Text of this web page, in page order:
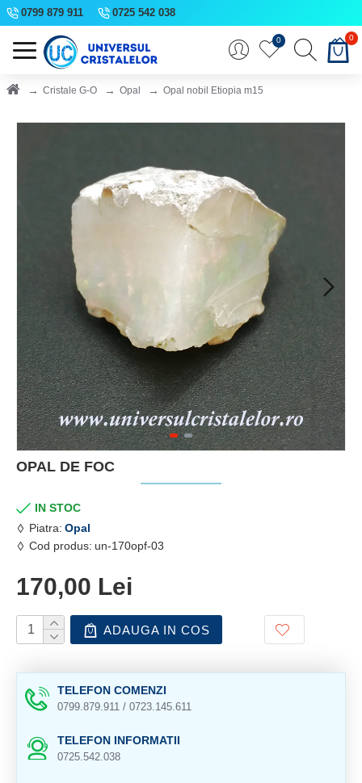
0799 879 911 0725 542 038
0 0
Cristale G-O Opal Opal nobil Etiopia m15
OPAL DE FOC
IN STOC
Piatra: Opal
Cod produs: un-170opf-03
170,00 Lei
ADAUGA IN COS
TELEFON COMENZI
0799.879.911 / 0723.145.611
TELEFON INFORMATII
0725.542.038